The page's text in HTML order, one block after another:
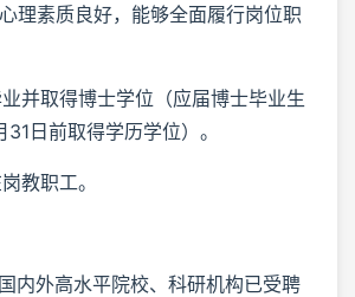
理素质良好，能够全面履行岗位职
并取得博士学位（应届博士毕业生
日前取得学历学位）。
教职工。
内外高水平院校、科研机构已受聘